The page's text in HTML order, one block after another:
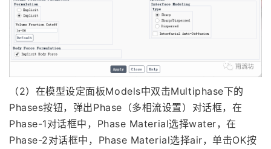
（2） 在模型设定面板Models中双击Multiphase下的
Phases按钮，弹出Phase（多相流设置）对话框， 在
Phase-1对话框中，Phase Material选择water，在
Phase-2对话框中，Phase Material选择air，单击OK按